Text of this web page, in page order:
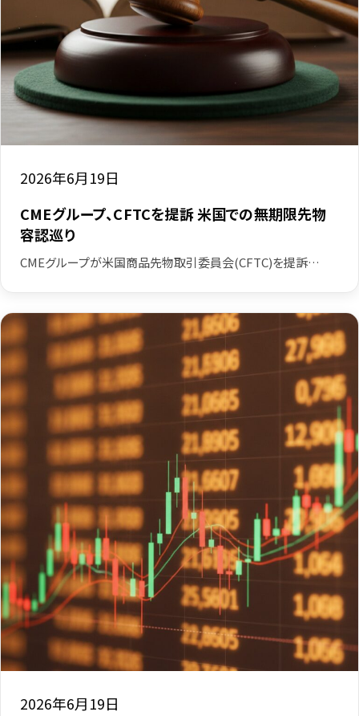
2026年6月19日
CMEグループ、CFTCを提訴 米国での無期限先物
容認巡り
CMEグループが米国商品先物取引委員会(CFTC)を提訴…
2026年6月19日